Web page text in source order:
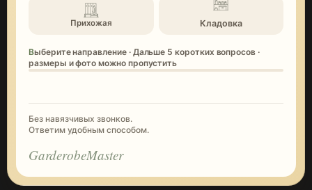
Прихожая Кладовка
Выберите направление · Дальше 5 коротких вопросов ·
размеры и фото можно пропустить
Без навязчивых звонков.
Ответим удобным способом.
GarderobeMaster